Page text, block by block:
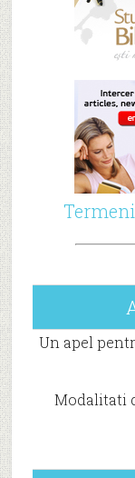
Termeni
Un apel
Modalitati